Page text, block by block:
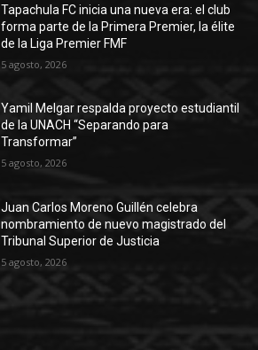
Tapachula FC inicia una nueva era: el club
forma parte de la Primera Premier, la élite
de la Liga Premier FMF
5 agosto, 2026
Yamil Melgar respalda proyecto estudiantil
de la UNACH “Separando para
Transformar”
5 agosto, 2026
Juan Carlos Moreno Guillén celebra
nombramiento de nuevo magistrado del
Tribunal Superior de Justicia
5 agosto, 2026